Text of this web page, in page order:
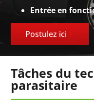
Entrée en
Postulez ici
Tâches du
parasitaire